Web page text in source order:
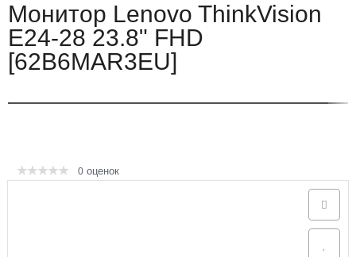
Монитор Lenovo ThinkVision
E24-28 23.8" FHD
[62B6MAR3EU]
0 оценок
Каталог продукции
Ноутбуки и ультрабуки
Серверы и СХД
Контакты
Контактная информация